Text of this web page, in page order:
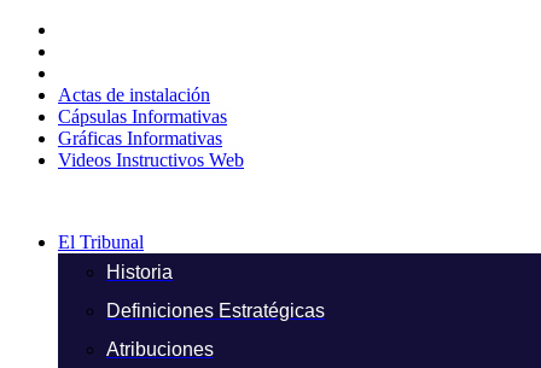
contenido
Actas de instalación
Cápsulas Informativas
Gráficas Informativas
Videos Instructivos Web
El Tribunal
Historia
Definiciones Estratégicas
Atribuciones